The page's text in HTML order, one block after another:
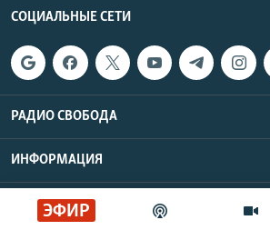
ЭФИР
СОЦИАЛЬНЫЕ СЕТИ
РАДИО СВОБОДА
ИНФОРМАЦИЯ
Радио Свобода © 2026 RFE/RL, Inc. |